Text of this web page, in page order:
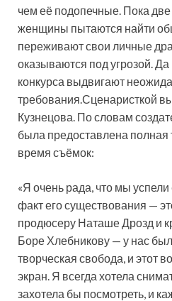
чем её подопечные. Пока
женщины пытаются найти
переживают свои личные
оказываются под угрозой.
конкурса выдвигают
требования.Сценаристкой
Кузнецова. По словам
была предоставлена полная
время съёмок:
«Я очень рада, что мы
факт его существования —
продюсеру Наташе Дрозд и
Боре Хлебникову — у нас
творческая свобода, и этот
экран. Я всегда хотела
захотела бы посмотреть, и